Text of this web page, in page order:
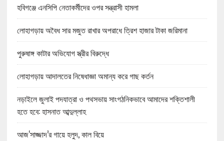
হবিগঞ্জে এনসিপি নেতাকর্মীদের ওপর সন্ত্রাসী হামলা
লোহাগড়ায় অবৈধ সার মজুত রাখার অপরাধে ত্রিশ হাজার টাকা জরিমানা
পুরুষাঙ্গ কাটার অভিযোগ স্ত্রীর বিরুদ্ধে
লোহাগড়ায় আদালতের নিষেধাজ্ঞা অমান্য করে গাছ কর্তন
নড়াইলে জুলাই পদযাত্রা ও পথসভায় সাংগঠনিকভাবে আমাদের শক্তিশালী
হতে হবে: হাসনাত আব্দুল্লাহ
আজ‘সাজ্জাদ’র গায়ে হলুদ, কাল বিয়ে